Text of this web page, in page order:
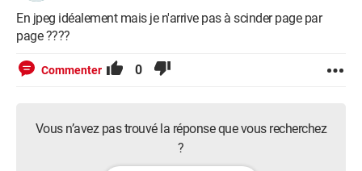
En jpeg idéalement mais je n'arrive pas à scinder page par
page ????
Commenter 0
Vous n’avez pas trouvé la réponse que vous recherchez
?